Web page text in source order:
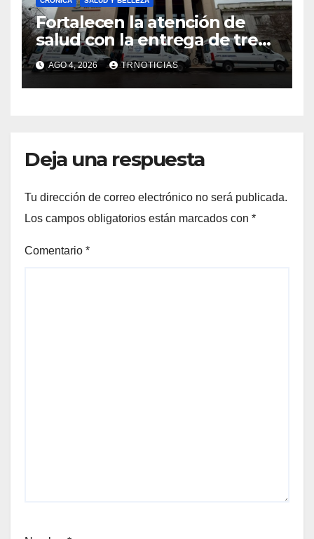
Fortalecen la atención de
salud con la entrega de tres
nuevas ambulancias para
Cauquenes y Sagrada Familia
AGO 4, 2026 TRNOTICIAS
Deja una respuesta
Tu dirección de correo electrónico no será publicada.
Los campos obligatorios están marcados con *
Comentario *